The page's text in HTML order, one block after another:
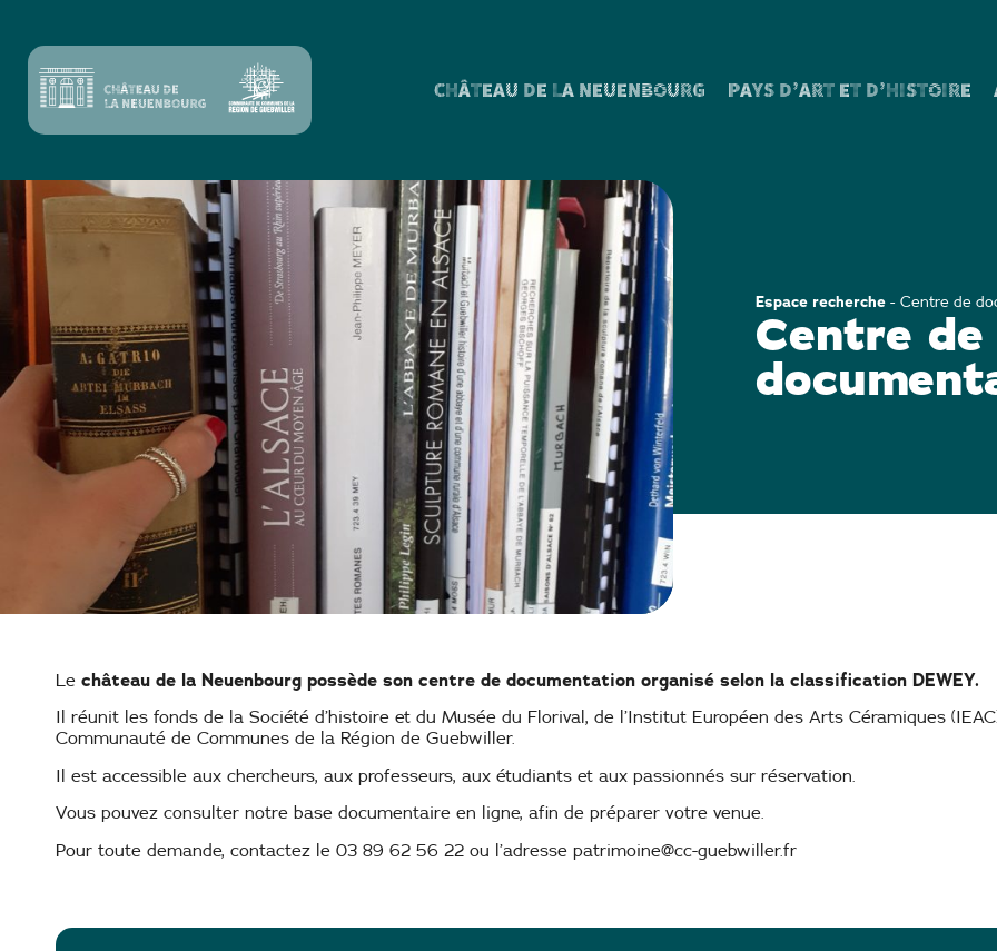
CHÂTEAU DE LA NEUENBOURG PAYS D’ART ET D’HISTOIRE
Espace recherche- Centre de
Centre de
Le château de la Neuenbourg possède son centre de documentation organisé selon la classification DEWEY.
Il réunit les fonds de la Société d’histoire et du Musée du Florival, de l’Institut Européen des Arts Céramiques
Communauté de Communes de la Région de Guebwiller.
Il est accessible aux chercheurs, aux professeurs, aux étudiants et aux passionnés sur réservation.
Vous pouvez consulter notre base documentaire en ligne, afin de préparer votre venue.
Pour toute demande, contactez le 03 89 62 56 22 ou l’adresse patrimoine@cc-guebwiller.fr